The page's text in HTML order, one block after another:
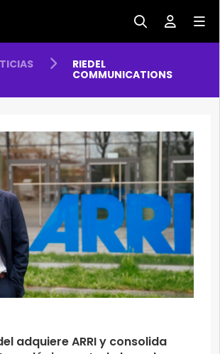
RIEDEL
COMMUNICATIONS
adquiere ARRI y consolida